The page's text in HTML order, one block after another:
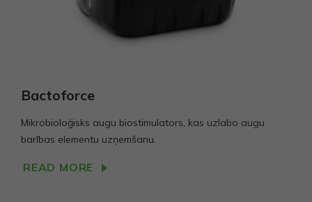
Bactoforce
Mikrobioloģisks augu biostimulators, kas uzlabo augu
barības elementu uzņemšanu.
READ MORE